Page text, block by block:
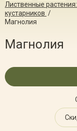
Лиственные
кустарников /
Магнолия
Магнолия